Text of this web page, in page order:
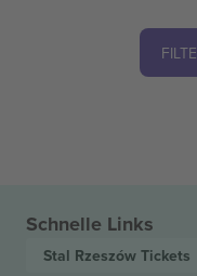
Schnelle Links
Stal Rzeszów Tickets